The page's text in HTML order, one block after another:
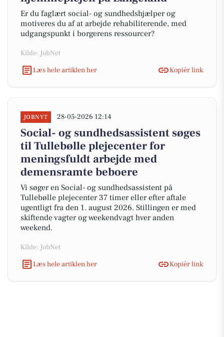
Er du faglært social- og sundhedshjælper og
motiveres du af at arbejde rehabiliterende, med
udgangspunkt i borgerens ressourcer?
Kilde: JobNet
Læs hele artiklen her
Kopiér link
JOBNYT 28-05-2026 12:14
Social- og sundhedsassistent søges
til Tullebølle plejecenter for
meningsfuldt arbejde med
demensramte beboere
Vi søger en Social- og sundhedsassistent på
Tullebølle plejecenter 37 timer eller efter aftale
ugentligt fra den 1. august 2026. Stillingen er med
skiftende vagter og weekendvagt hver anden
weekend.
Kilde: JobNet
Læs hele artiklen her
Kopiér link